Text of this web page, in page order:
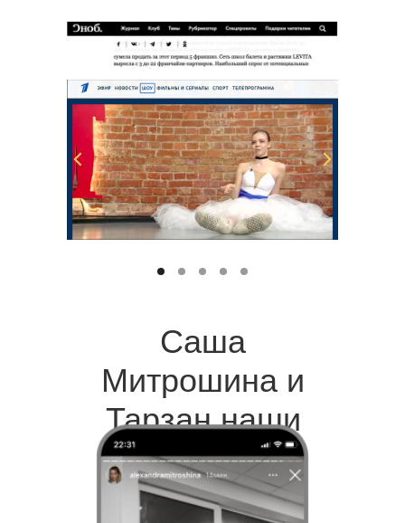
Саша
Митрошина и
Тарзан наши
клиенты